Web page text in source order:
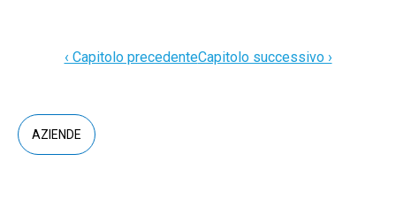
‹ Capitolo precedenteCapitolo successivo ›
AZIENDE